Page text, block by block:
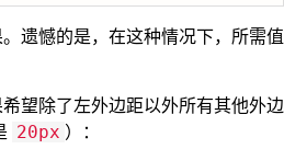
遗憾的是，在这种情况下，所需值
望除了左外边距以外所有其他外边
20px ）：